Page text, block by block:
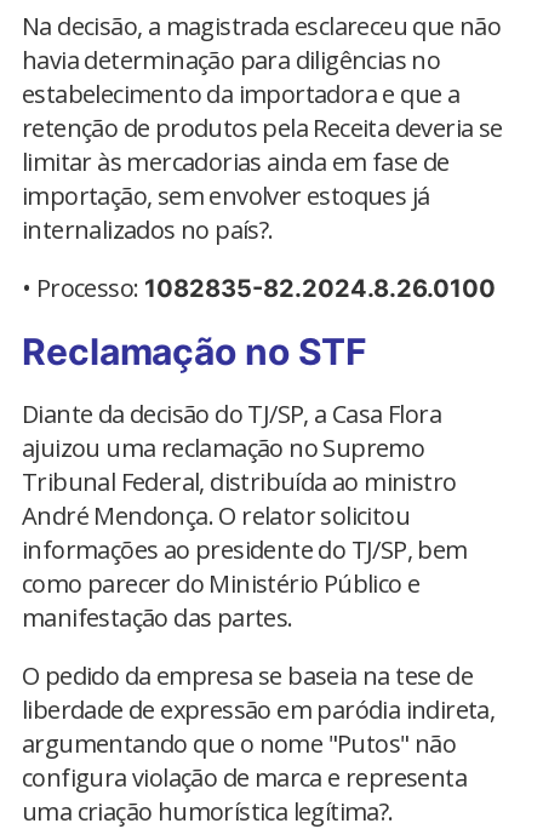
Na decisão, a magistrada esclareceu que não
havia determinação para diligências no
estabelecimento da importadora e que a
retenção de produtos pela Receita deveria se
limitar às mercadorias ainda em fase de
importação, sem envolver estoques já
internalizados no país?.
• Processo: 1082835-82.2024.8.26.0100
Reclamação no STF
Diante da decisão do TJ/SP, a Casa Flora
ajuizou uma reclamação no Supremo
Tribunal Federal, distribuída ao ministro
André Mendonça. O relator solicitou
informações ao presidente do TJ/SP, bem
como parecer do Ministério Público e
manifestação das partes.
O pedido da empresa se baseia na tese de
liberdade de expressão em paródia indireta,
argumentando que o nome "Putos" não
configura violação de marca e representa
uma criação humorística legítima?.